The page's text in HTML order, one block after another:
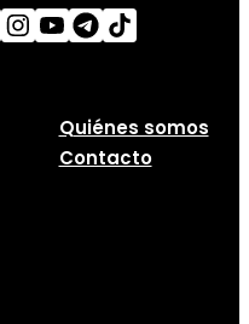
Quiénes somos
Contacto